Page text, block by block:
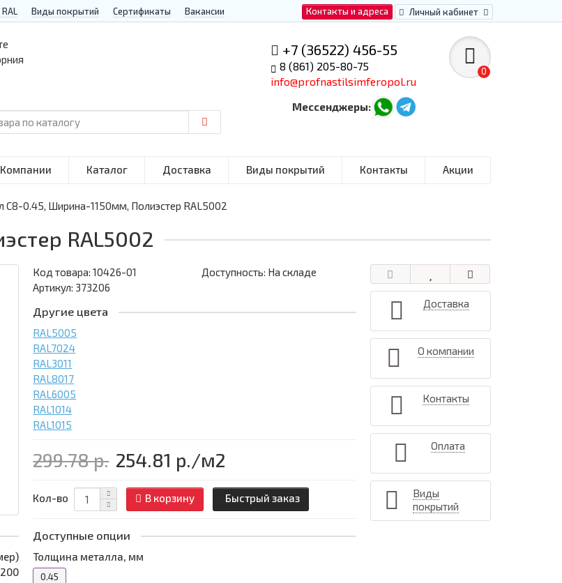
Контакты и адреса Личный кабинет
Виды покрытий Сертификаты Вакансии
+7 (36522) 456-55
8 (861) 205-80-75
info@profnastilsimferopol.ru
Мессенджеры:
0
Каталог Доставка Виды покрытий Контакты Акции
С8-0.45, Ширина-1150мм, Полиэстер RAL5002
RAL5002
Код товара:10426-01
Доступность: На складе
Артикул: 373206
Другие цвета
RAL5005
RAL7024
RAL3011
RAL8017
RAL6005
RAL1014
RAL1015
299.78 р. 254.81 р./м2
Кол-во В корзину Быстрый заказ
Доступные опции
Толщина металла, мм
0.45
Доставка
О компании
Контакты
Оплата
Виды
покрытий